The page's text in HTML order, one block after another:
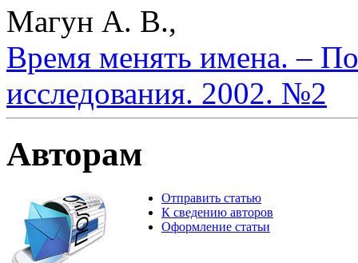
Магун А. В.,
Время менять имена. –
исследования. 2002. №2
Авторам
Отправить статью
К сведению авторов
Оформление статьи